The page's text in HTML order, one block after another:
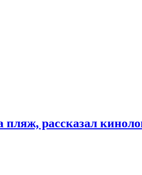
пляж, рассказал